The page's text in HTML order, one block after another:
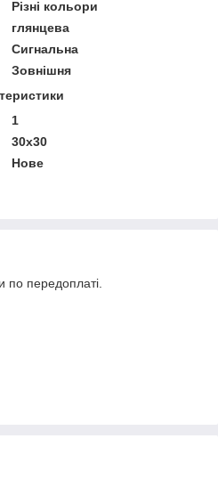
Різні кольори
глянцева
Сигнальна
Зовнішня
1
30х30
Нове
по передоплаті.